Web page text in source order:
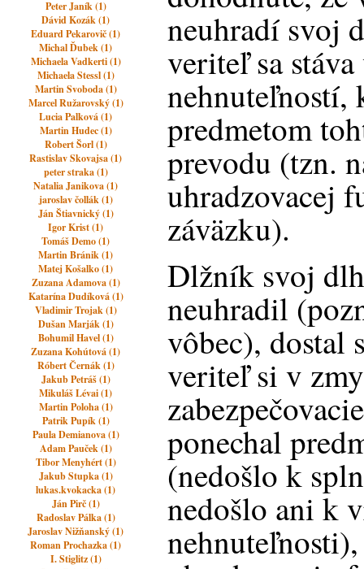
Peter Janík (1)
Dávid Kozák (1)
Eduard Pekarovič (1)
Michal Ďubek (1)
Michaela Vadkerti (1)
Michaela Stessl (1)
Martin Svoboda (1)
Marcel Ružarovský (1)
Lucia Palková (1)
Martin Hudec (1)
Robert Šorl (1)
Rastislav Skovajsa (1)
peter straka (1)
Natalia Janikova (1)
jaroslav čollák (1)
Ján Štiavnický (1)
Igor Krist (1)
Tomáš Demo (1)
Martin Bránik (1)
Matej Košalko (1)
Zuzana Adamova (1)
Katarína Dudíková (1)
Vladimir Trojak (1)
Dušan Marják (1)
Bohumil Havel (1)
Zuzana Kohútová (1)
Róbert Černák (1)
Jakub Petráš (1)
Mikuláš Lévai (1)
Martin Poloha (1)
Patrik Pupík (1)
Paula Demianova (1)
Adam Pauček (1)
Tibor Menyhért (1)
Jakub Stupka (1)
lukas.kvokacka (1)
Ján Pirč (1)
Radoslav Pálka (1)
Jaroslav Nižňanský (1)
Roman Prochazka (1)
I. Stiglitz (1)
neuhradí svoj
veriteľ sa
nehnuteľností,
predmetom
prevodu (tzn.
uhradzovacej
záväzku).
Dlžník svoj
neuhradil
vôbec), dostal
veriteľ si v
ponechal
(nedošlo k
nedošlo ani k